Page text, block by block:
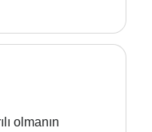
olmanın